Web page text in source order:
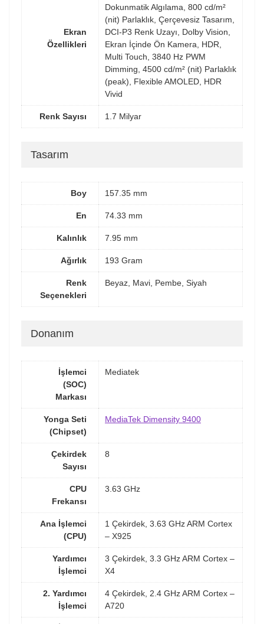
Ekran
Özellikleri
Dokunmatik Algılama, 800 cd/m²
(nit) Parlaklık, Çerçevesiz Tasarım,
DCI-P3 Renk Uzayı, Dolby Vision,
Ekran İçinde Ön Kamera, HDR,
Multi Touch, 3840 Hz PWM
Dimming, 4500 cd/m² (nit) Parlaklık
(peak), Flexible AMOLED, HDR
Vivid
Renk Sayısı 1.7 Milyar
Tasarım
Boy 157.35 mm
En 74.33 mm
Kalınlık 7.95 mm
Ağırlık 193 Gram
Renk
Seçenekleri
Beyaz, Mavi, Pembe, Siyah
Donanım
İşlemci
(SOC)
Markası
Mediatek
Yonga Seti
(Chipset)
MediaTek Dimensity 9400
Çekirdek
Sayısı
8
CPU
Frekansı
3.63 GHz
Ana İşlemci
(CPU)
1 Çekirdek, 3.63 GHz ARM Cortex
– X925
Yardımcı
İşlemci
3 Çekirdek, 3.3 GHz ARM Cortex –
X4
2. Yardımcı
İşlemci
4 Çekirdek, 2.4 GHz ARM Cortex –
A720